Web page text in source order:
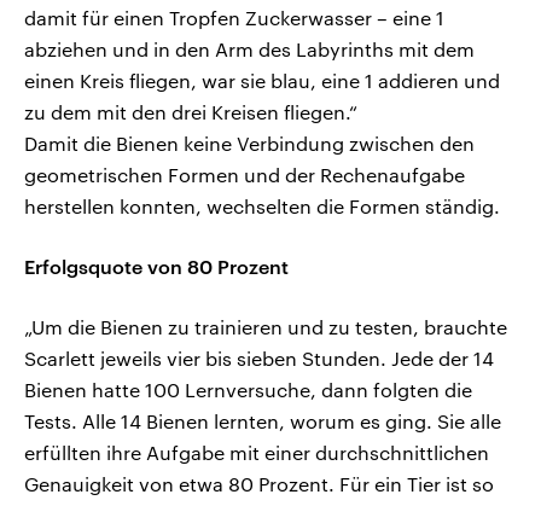
damit für einen Tropfen Zuckerwasser – eine 1
abziehen und in den Arm des Labyrinths mit dem
einen Kreis fliegen, war sie blau, eine 1 addieren und
zu dem mit den drei Kreisen fliegen.“
Damit die Bienen keine Verbindung zwischen den
geometrischen Formen und der Rechenaufgabe
herstellen konnten, wechselten die Formen ständig.
Erfolgsquote von 80 Prozent
„Um die Bienen zu trainieren und zu testen, brauchte
Scarlett jeweils vier bis sieben Stunden. Jede der 14
Bienen hatte 100 Lernversuche, dann folgten die
Tests. Alle 14 Bienen lernten, worum es ging. Sie alle
erfüllten ihre Aufgabe mit einer durchschnittlichen
Genauigkeit von etwa 80 Prozent. Für ein Tier ist so